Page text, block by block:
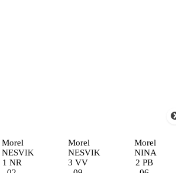
Morel
NESVIK
1 NR
Morel
NESVIK
3 VV
Morel
NINA
2 PB